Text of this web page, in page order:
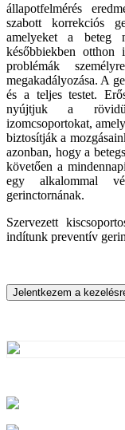
állapotfelmérés
szabott korrekciós
amelyeket a beteg
későbbiekben otthon
problémák
megakadályozása. A
és a teljes testet.
nyújtjuk a
izomcsoportokat,
biztosítják a
azonban, hogy a
követően a
egy alkalommal
gerinctornának.
Szervezett
indítunk preventív